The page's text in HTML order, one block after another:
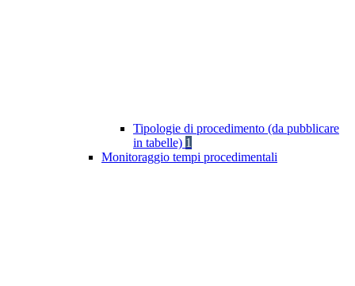
Tipologie di procedimento (da pubblicare
in tabelle) 1
Monitoraggio tempi procedimentali